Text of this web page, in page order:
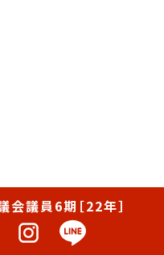
議員6期［22年］